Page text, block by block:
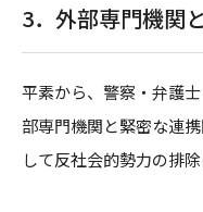
3． 外部専門機関
平素から、警察・弁護
部専門機関と緊密な連
して反社会的勢力の排除